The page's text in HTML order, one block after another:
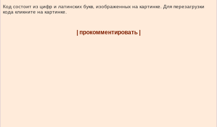
Код состоит из цифр и латинских букв, изображенных на картинке. Для перезагрузки
кода кликните на картинке.
| прокомментировать |